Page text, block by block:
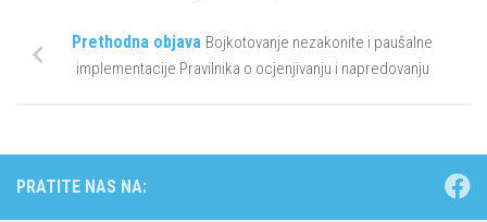
Prethodna objava Bojkotovanje nezakonite i paušalne
implementacije Pravilnika o ocjenjivanju i napredovanju
PRATITE NAS NA: